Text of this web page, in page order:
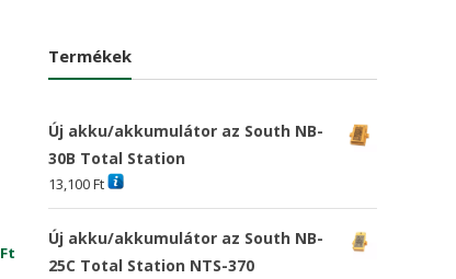
Ft
Termékek
Új akku/akkumulátor az South NB-
30B Total Station
13,100Ft
Új akku/akkumulátor az South NB-
25C Total Station NTS-370